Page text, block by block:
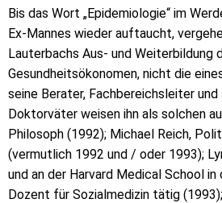
Bis das Wort „Epidemiologie“ im
Ex-Mannes wieder auftaucht,
Lauterbachs Aus- und Weiterbildung
Gesundheitsökonomen, nicht die
seine Berater, Fachbereichsleiter und
Doktorväter weisen ihn als solchen
Philosoph (1992); Michael Reich,
(vermutlich 1992 und / oder 1993);
und an der Harvard Medical School in
Dozent für Sozialmedizin tätig